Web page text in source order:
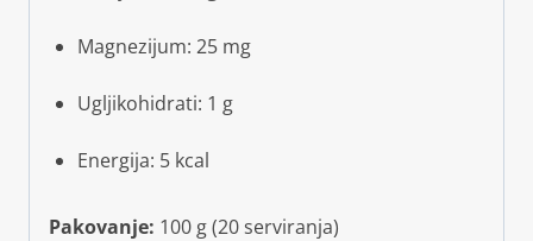
Magnezijum: 25 mg
Ugljikohidrati: 1 g
Energija: 5 kcal
Pakovanje: 100 g (20 serviranja)